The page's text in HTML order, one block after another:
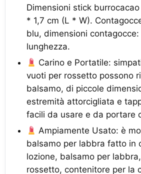
Dimensioni stick
* 1,7 cm (L * W).
blu, dimensioni
lunghezza.
Carino e Portatile:
vuoti per rossetto possono
balsamo, di piccole
estremità attorcigliata e
facili da usare e da portare
Ampiamente Usato: è
balsamo per labbra fatto in
lozione, balsamo per
rossetto, contenitore per la